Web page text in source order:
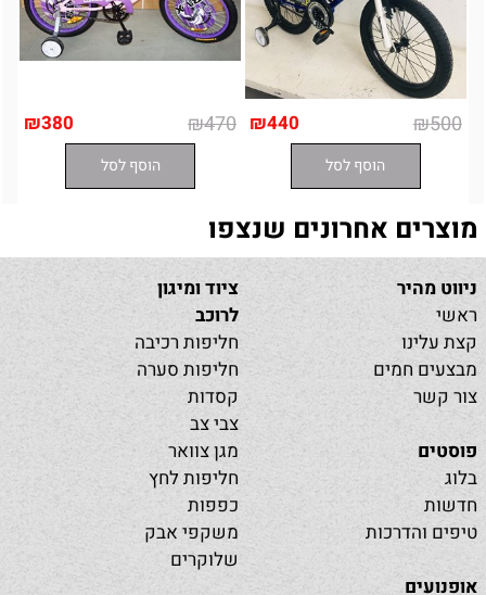
₪500
₪440
הוסף לסל
₪470
₪380
הוסף לסל
מוצרים אחרונים שנצפו
ניווט מהיר
ראשי
קצת עלינו
מבצעים חמים
צור קשר
פוסטים
בלוג
חדשות
טיפים והדרכות
אופנועים
ציוד ומיגון
לרוכב
חליפות רכיבה
חליפות סערה
קסדות
צבי צב
מגן צוואר
חליפות לחץ
כפפות
משקפי אבק
שלוקרים